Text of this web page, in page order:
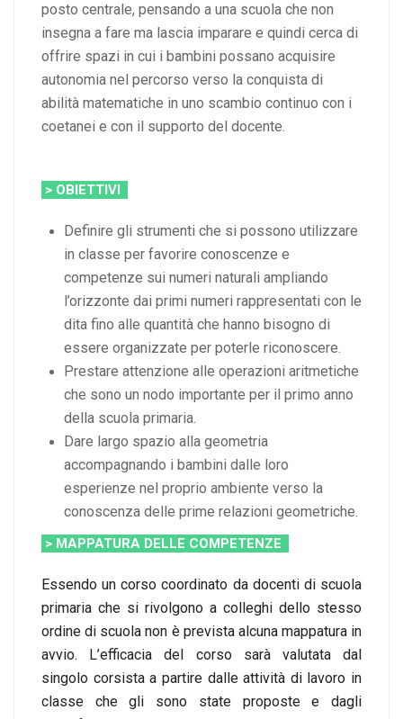
posto centrale, pensando a una scuola che non
insegna a fare ma lascia imparare e quindi cerca di
offrire spazi in cui i bambini possano acquisire
autonomia nel percorso verso la conquista di
abilità matematiche in uno scambio continuo con i
coetanei e con il supporto del docente.
> OBIETTIVI
Definire gli strumenti che si possono utilizzare
in classe per favorire conoscenze e
competenze sui numeri naturali ampliando
l’orizzonte dai primi numeri rappresentati con le
dita fino alle quantità che hanno bisogno di
essere organizzate per poterle riconoscere.
Prestare attenzione alle operazioni aritmetiche
che sono un nodo importante per il primo anno
della scuola primaria.
Dare largo spazio alla geometria
accompagnando i bambini dalle loro
esperienze nel proprio ambiente verso la
conoscenza delle prime relazioni geometriche.
> MAPPATURA DELLE COMPETENZE
Essendo un corso coordinato da docenti di scuola
primaria che si rivolgono a colleghi dello stesso
ordine di scuola non è prevista alcuna mappatura in
avvio. L’efficacia del corso sarà valutata dal
singolo corsista a partire dalle attività di lavoro in
classe che gli sono state proposte e dagli